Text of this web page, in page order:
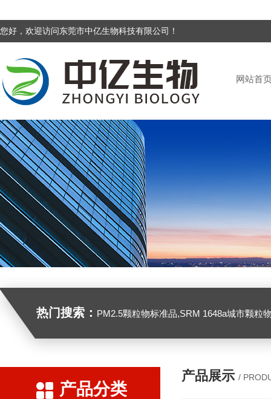
您好，欢迎访问东莞市中亿生物科技有限公司！
网站首
热门搜索： PM2.5颗粒物标准品,SRM 1648a城市颗粒物,SRM 1649B
产品分类
产品展示 /